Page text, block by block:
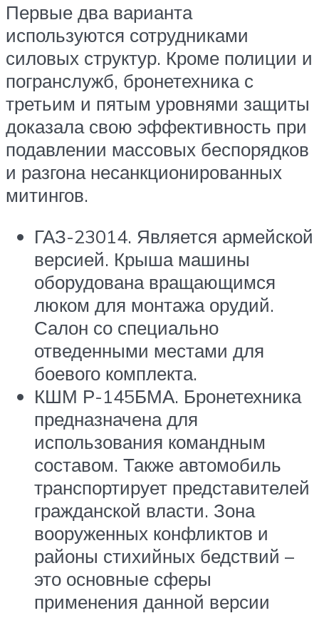
Первые два варианта
используются сотрудниками
силовых структур. Кроме полиции и
погранслужб, бронетехника с
третьим и пятым уровнями защиты
доказала свою эффективность при
подавлении массовых беспорядков
и разгона несанкционированных
митингов.
ГАЗ-23014. Является армейской
версией. Крыша машины
оборудована вращающимся
люком для монтажа орудий.
Салон со специально
отведенными местами для
боевого комплекта.
КШМ Р-145БМА. Бронетехника
предназначена для
использования командным
составом. Также автомобиль
транспортирует представителей
гражданской власти. Зона
вооруженных конфликтов и
районы стихийных бедствий –
это основные сферы
применения данной версии